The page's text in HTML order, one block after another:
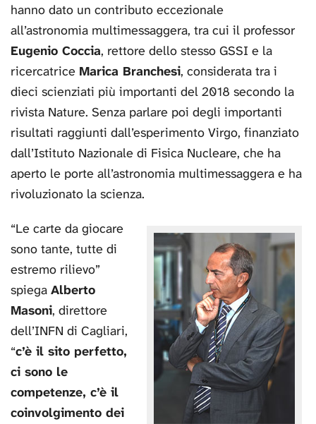
hanno dato un contributo eccezionale
all’astronomia multimessaggera, tra cui il professor
Eugenio Coccia, rettore dello stesso GSSI e la
ricercatrice Marica Branchesi, considerata tra i
dieci scienziati più importanti del 2018 secondo la
rivista Nature. Senza parlare poi degli importanti
risultati raggiunti dall’esperimento Virgo, finanziato
dall’Istituto Nazionale di Fisica Nucleare, che ha
aperto le porte all’astronomia multimessaggera e ha
rivoluzionato la scienza.
“Le carte da giocare
sono tante, tutte di
estremo rilievo”
spiega Alberto
Masoni, direttore
dell’INFN di Cagliari,
“c’è il sito perfetto,
ci sono le
competenze, c’è il
coinvolgimento dei